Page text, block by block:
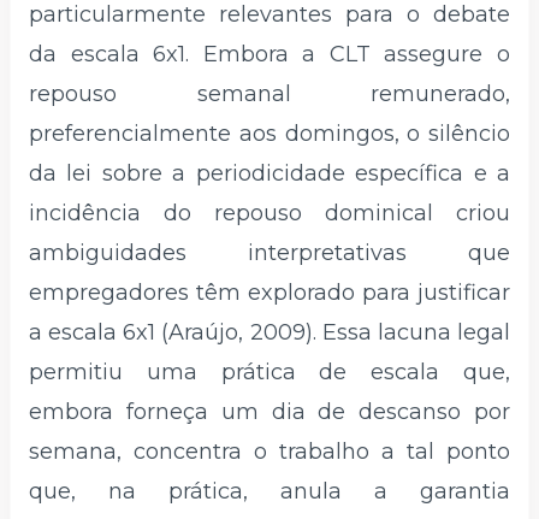
particularmente relevantes para o debate
da escala 6x1. Embora a CLT assegure o
repouso semanal remunerado,
preferencialmente aos domingos, o silêncio
da lei sobre a periodicidade específica e a
incidência do repouso dominical criou
ambiguidades interpretativas que
empregadores têm explorado para justificar
a escala 6x1 (Araújo, 2009). Essa lacuna legal
permitiu uma prática de escala que,
embora forneça um dia de descanso por
semana, concentra o trabalho a tal ponto
que, na prática, anula a garantia